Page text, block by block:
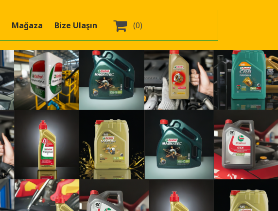
Mağaza Bize Ulaşın  (0)